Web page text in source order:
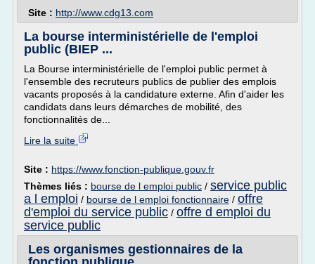
Site : http://www.cdg13.com
La bourse interministérielle de l'emploi
public (BIEP ...
La Bourse interministérielle de l'emploi public permet à
l'ensemble des recruteurs publics de publier des emplois
vacants proposés à la candidature externe. Afin d'aider les
candidats dans leurs démarches de mobilité, des
fonctionnalités de...
Lire la suite
Site : https://www.fonction-publique.gouv.fr
Thèmes liés : bourse de l emploi public / service public
a l emploi / bourse de l emploi fonctionnaire / offre
d'emploi du service public / offre d emploi du
service public
Les organismes gestionnaires de la